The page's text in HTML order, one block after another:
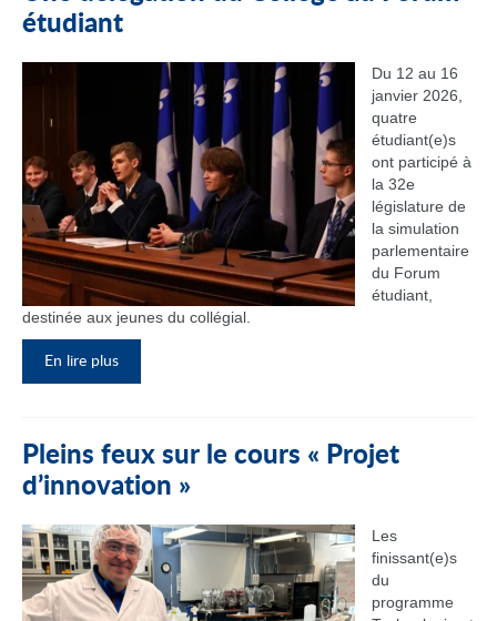
étudiant
Du 12 au 16
janvier 2026,
quatre
étudiant(e)s
ont participé à
la 32e
législature de
la simulation
parlementaire
du Forum
étudiant,
destinée aux jeunes du collégial.
En lire plus
Pleins feux sur le cours « Projet
d’innovation »
Les
finissant(e)s
du
programme